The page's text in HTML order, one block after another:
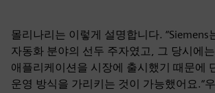
몰리나리는 이렇게 설명합니다. “Siemens
자동화 분야의 선두 주자였고, 그 당시에
애플리케이션을 시장에 출시했기 때문에
운영 방식을 가리키는 것이 가능했어요.“